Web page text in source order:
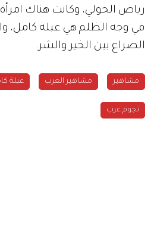
رياض الخولي، وكانت هناك
في وجه الظلم هي عبلة كامل،
الصراع بين الخير والشر.
مشاهير مشاهير العرب عبلة
نجوم عرب